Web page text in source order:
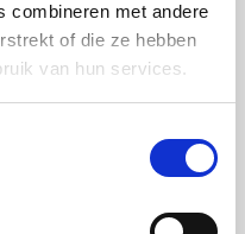
combineren met andere
of die ze hebben
van hun services.
Schiesser Interhome
Lufthansa